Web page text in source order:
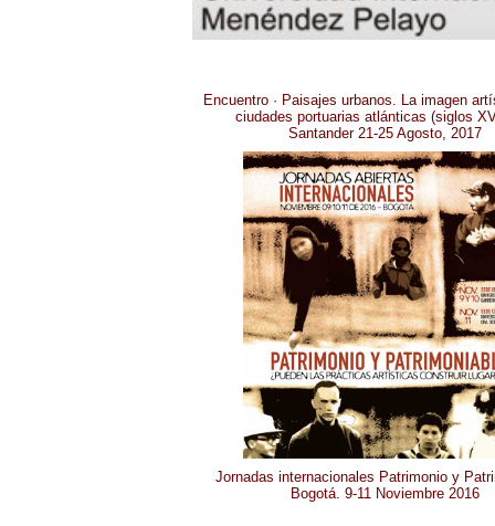
Encuentro · Paisajes urbanos. La imagen
ciudades portuarias atlánticas (siglos
Santander 21-25 Agosto, 2017
Jornadas internacionales Patrimonio y
Bogotá. 9-11 Noviembre 2016